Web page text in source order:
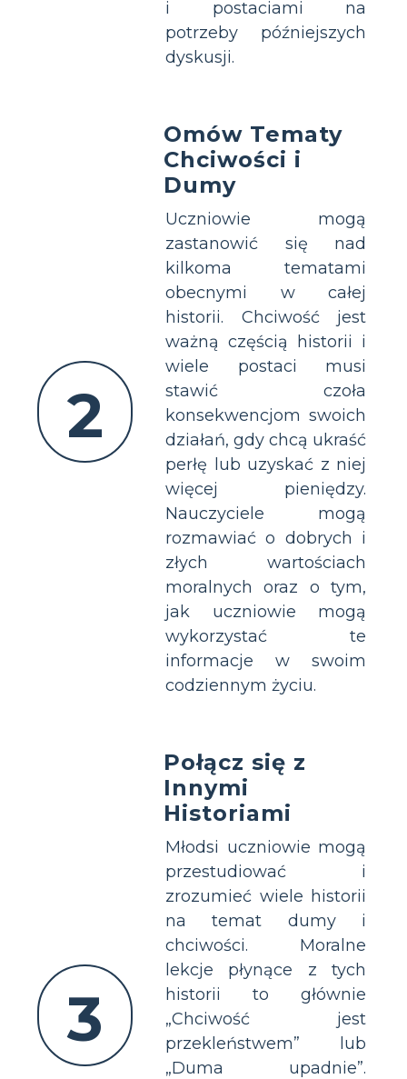
i postaciami na
potrzeby późniejszych
dyskusji.
2
Omów Tematy
Chciwości i
Dumy
Uczniowie mogą
zastanowić się nad
kilkoma tematami
obecnymi w całej
historii. Chciwość jest
ważną częścią historii i
wiele postaci musi
stawić czoła
konsekwencjom swoich
działań, gdy chcą ukraść
perłę lub uzyskać z niej
więcej pieniędzy.
Nauczyciele mogą
rozmawiać o dobrych i
złych wartościach
moralnych oraz o tym,
jak uczniowie mogą
wykorzystać te
informacje w swoim
codziennym życiu.
3
Połącz się z
Innymi
Historiami
Młodsi uczniowie mogą
przestudiować i
zrozumieć wiele historii
na temat dumy i
chciwości. Moralne
lekcje płynące z tych
historii to głównie
„Chciwość jest
przekleństwem” lub
„Duma upadnie”.